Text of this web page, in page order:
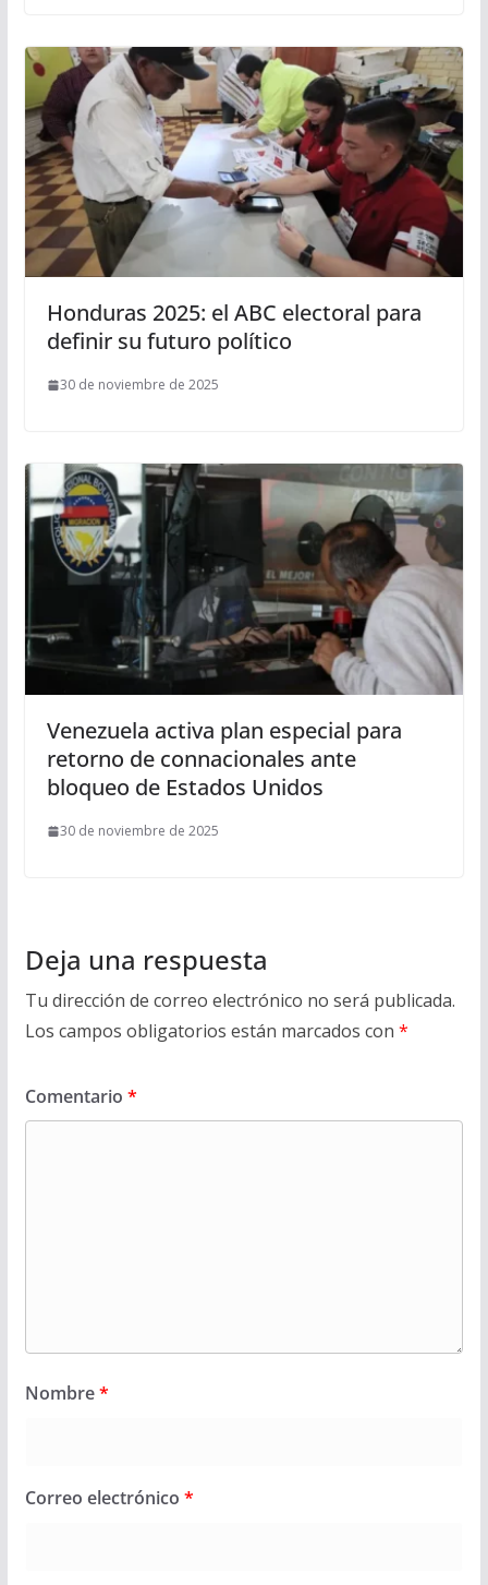
Honduras 2025: el ABC electoral para
definir su futuro político
30 de noviembre de 2025
Venezuela activa plan especial para
retorno de connacionales ante
bloqueo de Estados Unidos
30 de noviembre de 2025
Deja una respuesta
Tu dirección de correo electrónico no será publicada.
Los campos obligatorios están marcados con *
Comentario *
Nombre*
Correo electrónico *